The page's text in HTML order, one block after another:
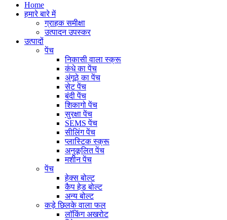
Home
हमारे बारे में
ग्राहक समीक्षा
उत्पादन उपस्कर
उत्पादों
पेंच
निकासी वाला स्क्रू
कंधे का पेंच
अंगूठे का पेंच
सेट पेंच
बंदी पेंच
शिकागो पेंच
सुरक्षा पेंच
SEMS पेंच
सीलिंग पेंच
प्लास्टिक स्क्रू
अनुकूलित पेंच
मशीन पेंच
पेंच
हेक्स बोल्ट
कैप हेड बोल्ट
अन्य बोल्ट
कड़े छिलके वाला फल
लॉकिंग अखरोट